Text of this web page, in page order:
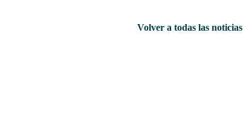
Volver a todas las noticias